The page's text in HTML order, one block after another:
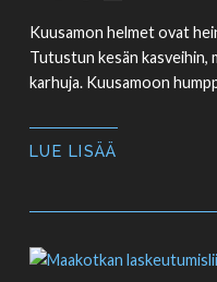
Kuusamon helmet ovat
Tutustun kesän kasveihin,
karhuja. Kuusamoon
LUE LISÄÄ